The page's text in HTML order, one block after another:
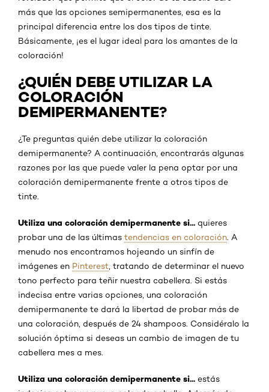
más que las opciones semipermanentes, esa es la
principal diferencia entre los dos tipos de tinte.
Básicamente, ¡es el lugar ideal para los amantes de la
coloración!
¿QUIÉN DEBE UTILIZAR LA
COLORACIÓN
DEMIPERMANENTE?
¿Te preguntas quién debe utilizar la coloración
demipermanente? A continuación, encontrarás algunas
razones por las que puede valer la pena optar por una
coloración demipermanente frente a otros tipos de
tinte.
Utiliza una coloración demipermanente si... quieres
probar una de las últimas tendencias en coloración. A
menudo nos encontramos hojeando un sinfín de
imágenes en Pinterest , tratando de determinar el nuevo
tono perfecto para teñir nuestra cabellera. Si estás
indecisa entre varias opciones, una coloración
demipermanente te dará la libertad de probar más de
una coloración, después de 24 shampoos. Considéralo la
solución óptima si deseas un cambio de imagen de tu
cabellera mes a mes.
Utiliza una coloración demipermanente si... estás